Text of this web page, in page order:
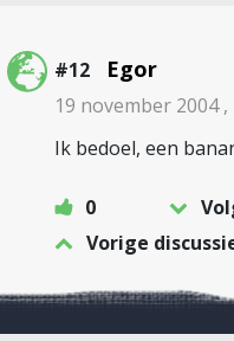
#12 Egor
19 november 2004 ,
Ik bedoel, een
0
Vorige